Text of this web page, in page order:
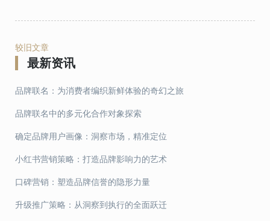
文
章
导
航
较旧文章
最新资讯
品牌联名：为消费者编织新鲜体验的奇幻之旅
品牌联名中的多元化合作对象探索
确定品牌用户画像：洞察市场，精准定位
小红书营销策略：打造品牌影响力的艺术
口碑营销：塑造品牌信誉的隐形力量
升级推广策略：从洞察到执行的全面跃迁